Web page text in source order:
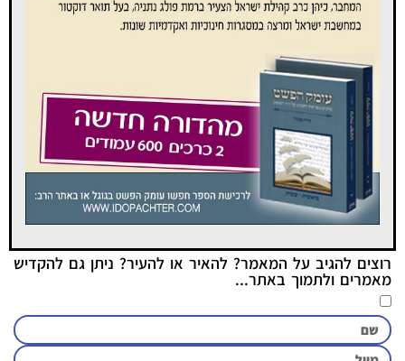
רוצים להגיב על המאמר? להאיר או להעיר? ניתן גם להקדיש
מאמרים ולתמוך באתר...